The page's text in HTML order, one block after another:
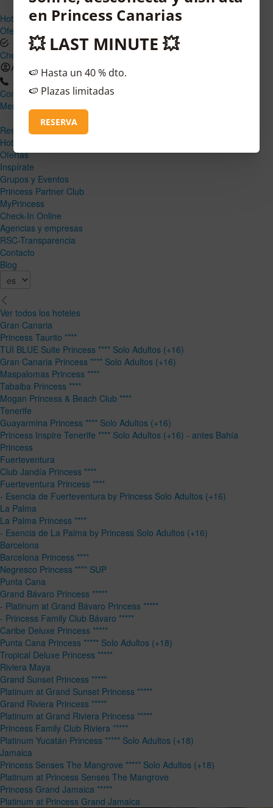
Hoteles y Destinos
Ofertas
Check-In Online
Acceder
Contacto
Menú
Reservar
Hoteles y Destinos
Ofertas
Inspírate
Grupos y Eventos
Princess Partner Club
MyPrincess
Check-In Online
Agencias y empresas
RSC-Transparencia
Contacto
Blog
Ver todos los hoteles
Gran Canaria
Princess Taurito ****
TUI BLUE Suite Princess **** Solo Adultos (+16)
Gran Canaria Princess **** Solo Adultos (+16)
Maspalomas Princess ****
Tabaiba Princess ****
Mogan Princess & Beach Club ****
Tenerife
Guayarmina Princess **** Solo Adultos (+16)
Princess Inspire Tenerife **** Solo Adultos (+16) - antes Bahía
Princess
Fuerteventura
Club Jandía Princess ****
Fuerteventura Princess ****
- Esencia de Fuerteventura by Princess Solo Adultos (+16)
La Palma
La Palma Princess ****
- Esencia de La Palma by Princess Solo Adultos (+16)
Barcelona
Barcelona Princess ****
Negresco Princess **** SUP
Punta Cana
Grand Bávaro Princess *****
- Platinum at Grand Bávaro Princess *****
- Princess Family Club Bávaro *****
Caribe Deluxe Princess *****
Punta Cana Princess ***** Solo Adultos (+18)
Tropical Deluxe Princess *****
Riviera Maya
Grand Sunset Princess *****
Platinum at Grand Sunset Princess *****
Grand Riviera Princess *****
Platinum at Grand Riviera Princess *****
Princess Family Club Riviera *****
Platinum Yucatán Princess ***** Solo Adultos (+18)
Jamaica
Princess Senses The Mangrove ***** Solo Adultos (+18)
Platinum at Princess Senses The Mangrove
Princess Grand Jamaica *****
Platinum at Princess Grand Jamaica